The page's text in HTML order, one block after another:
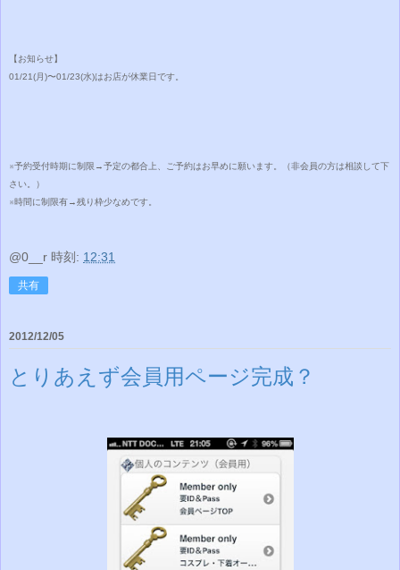
【お知らせ】
01/21(月)〜01/23(水)はお店が休業日です。
※予約受付時期に制限→予定の都合上、ご予約はお早めに願います。（非会員の方は相談して下
さい。）
※時間に制限有→残り枠少なめです。
@0__r 時刻: 12:31
共有
2012/12/05
とりあえず会員用ページ完成？